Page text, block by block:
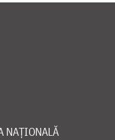
NAȚIONALĂ